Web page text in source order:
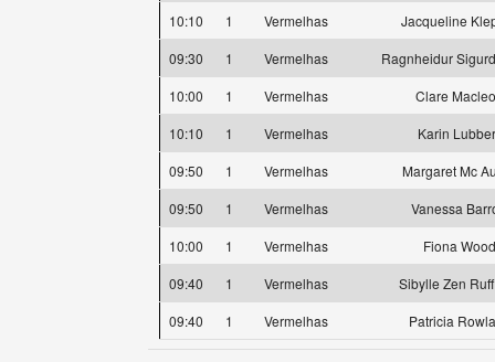
10:10
1 Vermelhas
Jacqueline
09:30
1 Vermelhas
Ragnheidur
10:00
1 Vermelhas
Clare
10:10
1 Vermelhas
Karin
09:50
1 Vermelhas
Margaret Mc
09:50
1 Vermelhas
Vanessa
10:00
1 Vermelhas
Fiona Wood
09:40
1 Vermelhas
Sibylle Zen
09:40
1 Vermelhas Patricia